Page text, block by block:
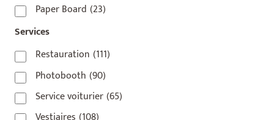
75013(2)
75014
75015 (3)
75016(14)
75017(2)
75018(7)
Paper Board (23)
Services
Restauration (111)
Photobooth (90)
Service voiturier(65)